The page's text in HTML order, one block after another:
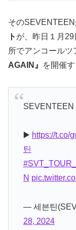
その
ト が、昨日１月
所でアンコールツ
AGAIN』
を開催
SEVENTEEN
▶️ https://t.co/
틴
N
— 세븐틴
28, 2024